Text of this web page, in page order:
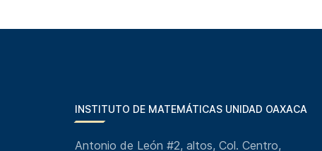
INSTITUTO DE MATEMÁTICAS UNIDAD OAXACA
Antonio de León #2, altos, Col. Centro,